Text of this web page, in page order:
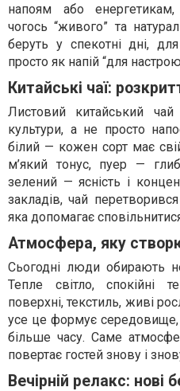
напоям або
чогось “живого” та
беруть у спекотні дні,
просто як напій “для
Китайські чаї:
Листовий китайський
культури, а не просто
білий — кожен сорт має
м’який тонус, пуер —
зелений — ясність і
закладів, чай
яка допомагає
Атмосфера, яку
Сьогодні люди обирають
Тепле світло, спокійні
поверхні, текстиль, живі
усе це формує
більше часу. Саме
повертає гостей знову і
Вечірній релакс: нові